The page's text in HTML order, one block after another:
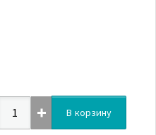
В корзину